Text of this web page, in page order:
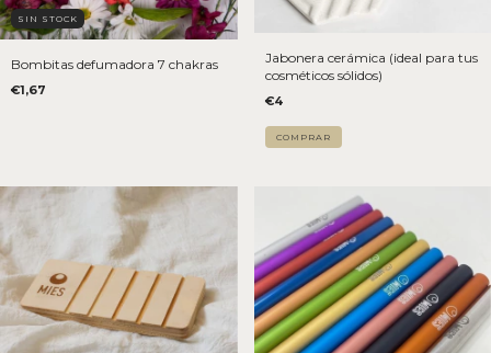
SIN STOCK
Bombitas defumadora 7 chakras
€1,67
Jabonera cerámica (ideal para tus
cosméticos sólidos)
€4
COMPRAR